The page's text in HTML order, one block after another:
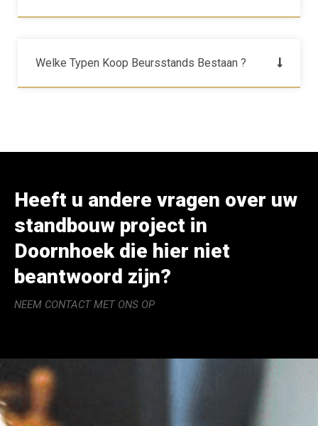
Welke Typen Koop Beursstands Bestaan ?
Heeft u andere vragen over uw
standbouw project in
Doornhoek die hier niet
beantwoord zijn?
NEEM CONTACT MET ONS OP